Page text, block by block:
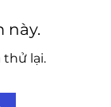
này.
thử lại.